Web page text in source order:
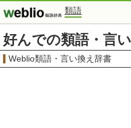
類語
好んでの類語・言
Weblio類語・言い換え辞書